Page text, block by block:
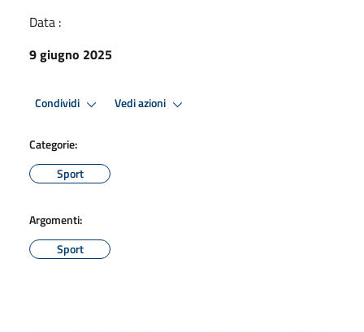
Data :
9 giugno 2025
Condividi Vedi azioni
Categorie:
Sport
Argomenti:
Sport